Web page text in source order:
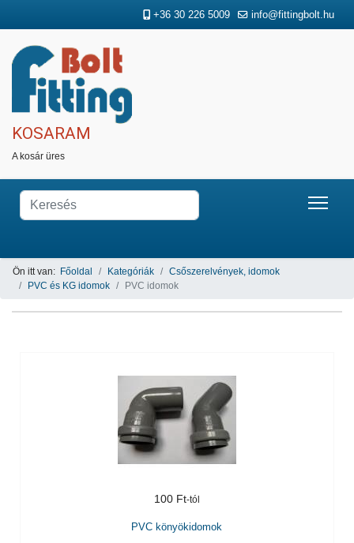
+36 30 226 5009 info@fittingbolt.hu
KOSARAM
A kosár üres
Ön itt van: Főoldal Kategóriák
Csőszerelvények, idomok
PVC és KG idomok
PVC idomok
100 Ft
PVC könyökidomok